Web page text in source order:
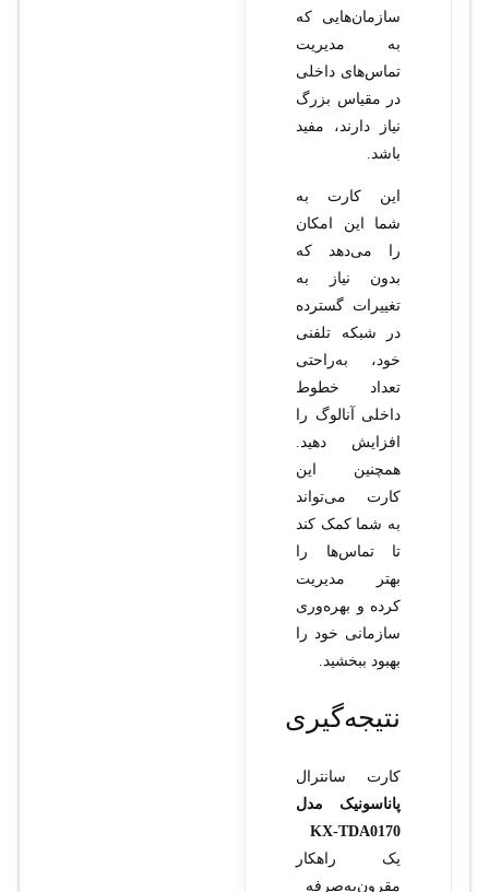
سازمان‌هایی که
به مدیریت
تماس‌های داخلی
در مقیاس بزرگ
نیاز دارند، مفید
باشد.
این کارت به
شما این امکان
را می‌دهد که
بدون نیاز به
تغییرات گسترده
در شبکه تلفنی
خود، به‌راحتی
تعداد خطوط
داخلی آنالوگ را
افزایش دهید.
همچنین این
کارت می‌تواند
به شما کمک کند
تا تماس‌ها را
بهتر مدیریت
کرده و بهره‌وری
سازمانی خود را
بهبود ببخشید.
نتیجه‌گیری
کارت سانترال
پاناسونیک مدل
KX-TDA0170
یک راهکار
مقرون‌به‌صرفه